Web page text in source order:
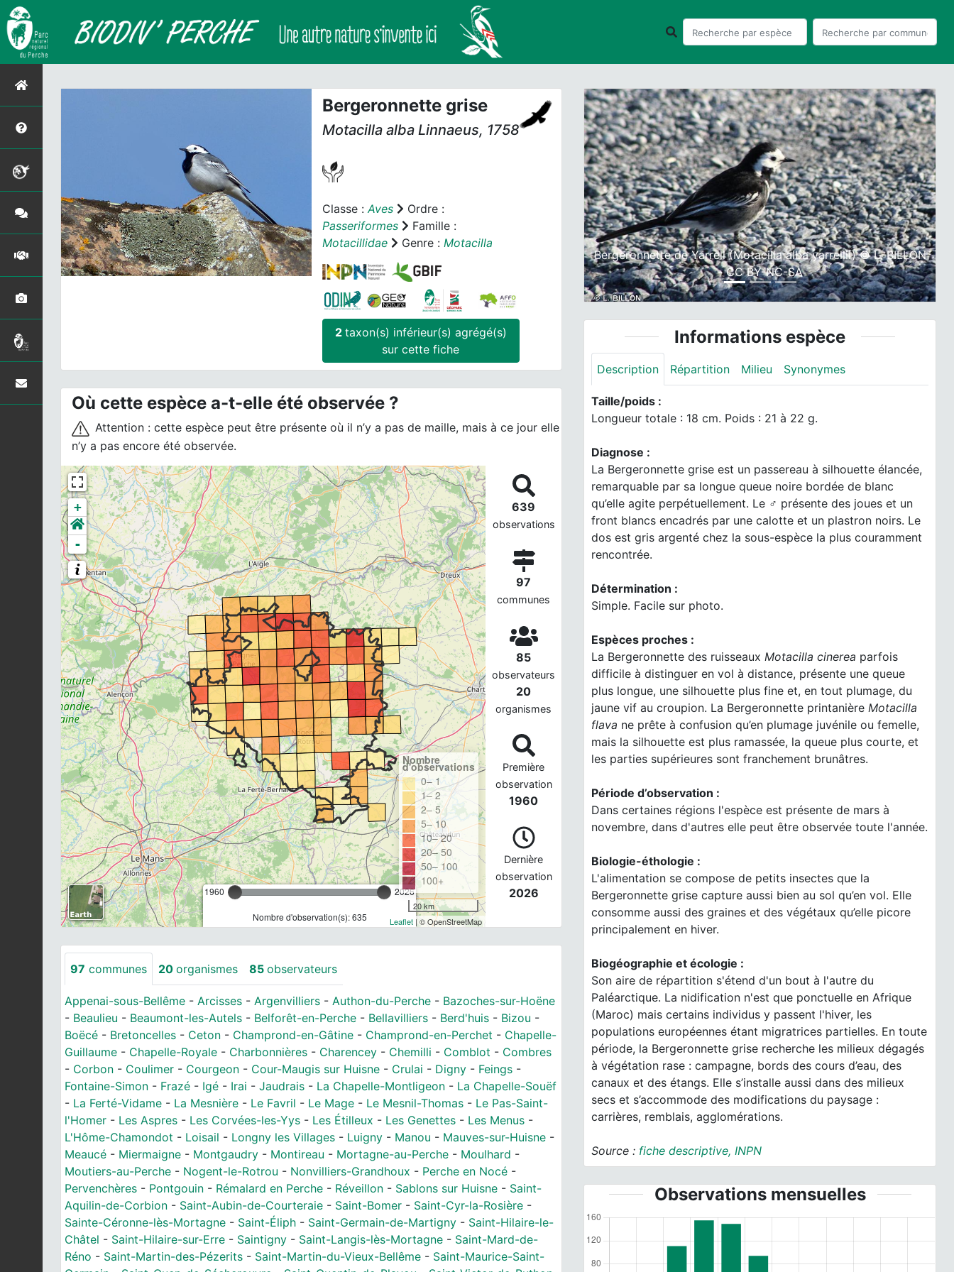
Bergeronnette grise
Motacilla albaLinnaeus, 1758
Classe :Aves
Ordre :
Passeriformes
Famille :
Motacillidae
Genre : Motacilla
2 taxon(s) inférieur(s) agrégé(s)
sur cette fiche
Où cette espèce a-t-elle été observée ?
Attention : cette espèce peut être présente où il n’y a pas de maille, mais à ce jour elle
n’y a pas encore été observée.
+
-
1960 2026
Nombre d'observation(s): 635
Nombre
d'observations
0– 1
1– 2
2– 5
5– 10
10– 20
20– 50
50– 100
100+
20 km
Leaflet| © OpenStreetMap
639
observations
97
communes
85
observateurs
20
organismes
Première
observation
1960
Dernière
observation
2026
97 communes 20 organismes 85 observateurs
Appenai-sous-Bellême - Arcisses - Argenvilliers - Authon-du-Perche - Bazoches-sur-Hoëne
- Beaulieu - Beaumont-les-Autels - Belforêt-en-Perche - Bellavilliers - Berd'huis - Bizou -
Boëcé - Bretoncelles - Ceton - Champrond-en-Gâtine - Champrond-en-Perchet - Chapelle-
Guillaume - Chapelle-Royale - Charbonnières - Charencey - Chemilli - Comblot - Combres
- Corbon - Coulimer - Courgeon - Cour-Maugis sur Huisne - Crulai - Digny - Feings -
Fontaine-Simon - Frazé - Igé - Irai - Jaudrais - La Chapelle-Montligeon - La Chapelle-Souëf
- La Ferté-Vidame - La Mesnière - Le Favril - Le Mage - Le Mesnil-Thomas - Le Pas-Saint-
l'Homer - Les Aspres - Les Corvées-les-Yys - Les Étilleux - Les Genettes - Les Menus -
L'Hôme-Chamondot - Loisail - Longny les Villages - Luigny - Manou - Mauves-sur-Huisne -
Meaucé - Miermaigne - Montgaudry - Montireau - Mortagne-au-Perche - Moulhard -
Moutiers-au-Perche - Nogent-le-Rotrou - Nonvilliers-Grandhoux - Perche en Nocé -
Pervenchères - Pontgouin - Rémalard en Perche - Réveillon - Sablons sur Huisne - Saint-
Aquilin-de-Corbion - Saint-Aubin-de-Courteraie - Saint-Bomer - Saint-Cyr-la-Rosière -
Sainte-Céronne-lès-Mortagne - Saint-Éliph - Saint-Germain-de-Martigny - Saint-Hilaire-le-
Châtel - Saint-Hilaire-sur-Erre - Saintigny - Saint-Langis-lès-Mortagne - Saint-Mard-de-
Réno - Saint-Martin-des-Pézerits - Saint-Martin-du-Vieux-Bellême - Saint-Maurice-Saint-
Bergeronnette de Yarrell (Motacilla alba yarrellii) © L. BILLON
- CC BY-NC-SA
Previous Next
Informations espèce
Description Répartition Milieu Synonymes
Taille/poids :
Longueur totale : 18 cm. Poids : 21 à 22 g.
Diagnose :
La Bergeronnette grise est un passereau à silhouette élancée,
remarquable par sa longue queue noire bordée de blanc
qu’elle agite perpétuellement. Le ♂ présente des joues et un
front blancs encadrés par une calotte et un plastron noirs. Le
dos est gris argenté chez la sous-espèce la plus couramment
rencontrée.
Détermination :
Simple. Facile sur photo.
Espèces proches :
La Bergeronnette des ruisseauxMotacilla cinerea parfois
difficile à distinguer en vol à distance, présente une queue
plus longue, une silhouette plus fine et, en tout plumage, du
jaune vif au croupion. La Bergeronnette printanièreMotacilla
flava ne prête à confusion qu’en plumage juvénile ou femelle,
mais la silhouette est plus ramassée, la queue plus courte, et
les parties supérieures sont franchement brunâtres.
Période d’observation :
Dans certaines régions l'espèce est présente de mars à
novembre, dans d'autres elle peut être observée toute l'année.
Biologie-éthologie :
L'alimentation se compose de petits insectes que la
Bergeronnette grise capture aussi bien au sol qu’en vol. Elle
consomme aussi des graines et des végétaux qu’elle picore
principalement en hiver.
Biogéographie et écologie :
Son aire de répartition s'étend d'un bout à l'autre du
Paléarctique. La nidification n'est que ponctuelle en Afrique
(Maroc) mais certains individus y passent l'hiver, les
populations européennes étant migratrices partielles. En toute
période, la Bergeronnette grise recherche les milieux dégagés
à végétation rase : campagne, bords des cours d’eau, des
canaux et des étangs. Elle s’installe aussi dans des milieux
secs et s’accommode des modifications du paysage :
carrières, remblais, agglomérations.
Source : fiche descriptive, INPN
Observations mensuelles